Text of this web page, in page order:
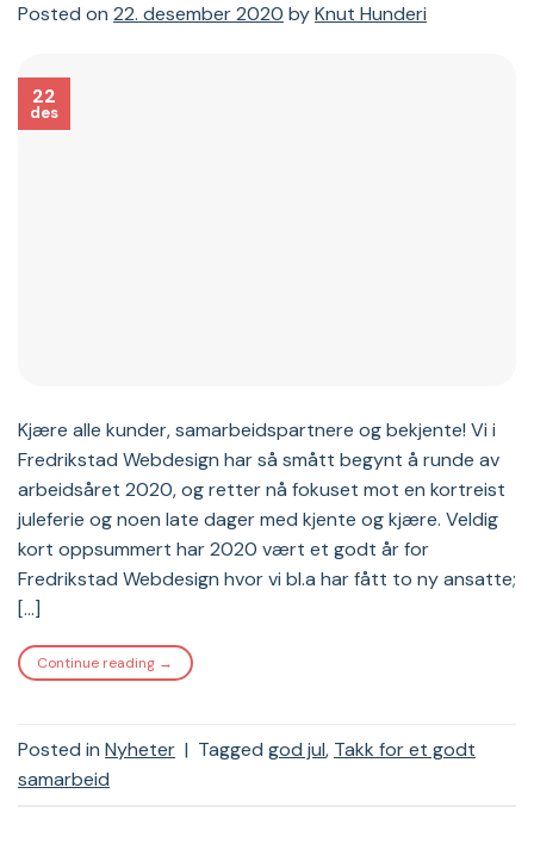
Posted on 22. desember 2020 byKnut Hunderi
22
des
Kjære alle kunder, samarbeidspartnere og bekjente! Vi i
Fredrikstad Webdesign har så smått begynt å runde av
arbeidsåret 2020, og retter nå fokuset mot en kortreist
juleferie og noen late dager med kjente og kjære. Veldig
kort oppsummert har 2020 vært et godt år for
Fredrikstad Webdesign hvor vi bl.a har fått to ny ansatte;
[…]
Continue reading →
Posted in Nyheter | Tagged god jul, Takk for et godt
samarbeid